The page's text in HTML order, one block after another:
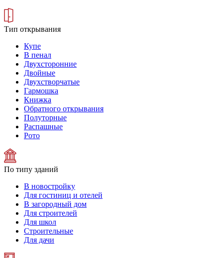
Тип открывания
Купе
В пенал
Двухсторонние
Двойные
Двухстворчатые
Гармошка
Книжка
Обратного открывания
Полуторные
Распашные
Рото
По типу зданий
В новостройку
Для гостиниц и отелей
В загородный дом
Для строителей
Для школ
Строительные
Для дачи